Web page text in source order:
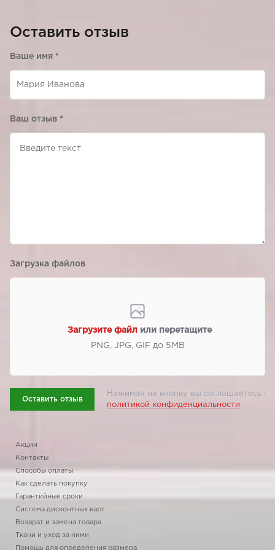
Оставить отзыв
Ваше имя *
Ваш отзыв *
Загрузка файлов
Загрузите файл или перетащите
PNG, JPG, GIF до 5МВ
Оставить отзыв
Нажимая на кнопку вы соглашаетесь с
политикой конфиденциальности
Акции
Контакты
Способы оплаты
Как сделать покупку
Гарантийные сроки
Система дисконтных карт
Возврат и замена товара
Ткани и уход за ними
Помощь для определения размера